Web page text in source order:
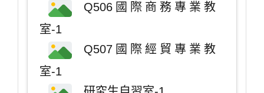
Q506國際商務專業教
室-1
Q507國際經貿專業教
室-1